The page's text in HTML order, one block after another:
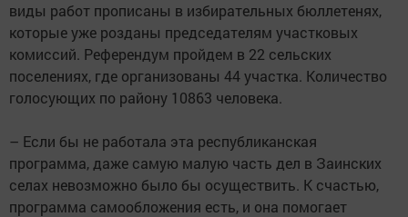
виды работ прописаны в избирательных бюллетенях,
которые уже розданы председателям участковых
комиссий. Референдум пройдем в 22 сельских
поселениях, где организованы 44 участка. Количество
голосующих по району 10863 человека.
– Если бы не работала эта республиканская
программа, даже самую малую часть дел в Заинских
селах невозможно было бы осуществить. К счастью,
программа самообложения есть, и она помогает